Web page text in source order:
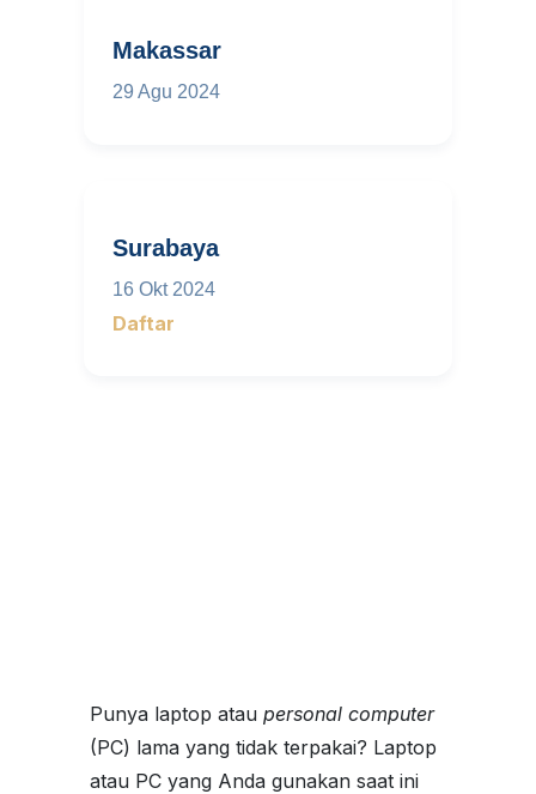
Makassar
29 Agu 2024
Surabaya
16 Okt 2024
Daftar
Punya laptop atau personal computer
(PC) lama yang tidak terpakai? Laptop
atau PC yang Anda gunakan saat ini